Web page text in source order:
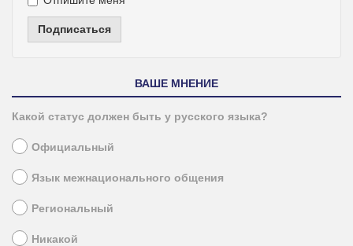
Подписаться
ВАШЕ МНЕНИЕ
Какой статус должен быть у русского языка?
Официальный
Язык межнационального общения
Региональный
Никакой